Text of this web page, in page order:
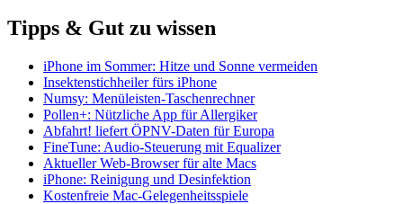
Tipps & Gut zu wissen
iPhone im Sommer: Hitze und Sonne vermeiden
Insektenstichheiler fürs iPhone
Numsy: Menüleisten-Taschenrechner
Pollen+: Nützliche App für Allergiker
Abfahrt! liefert ÖPNV-Daten für Europa
FineTune: Audio-Steuerung mit Equalizer
Aktueller Web-Browser für alte Macs
iPhone: Reinigung und Desinfektion
Kostenfreie Mac-Gelegenheitsspiele